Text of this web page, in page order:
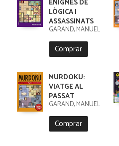
ENIGMES DE
LÒGICA I
ASSASSINATS
GARAND, MANUEL
Comprar
MURDOKU:
VIATGE AL
PASSAT
GARAND, MANUEL
Comprar